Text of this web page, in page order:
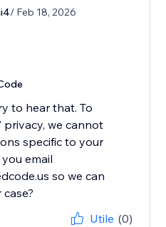
/ Feb 18, 2026
to hear that. To
we cannot
specific to your
email
so we can
Utile (0)